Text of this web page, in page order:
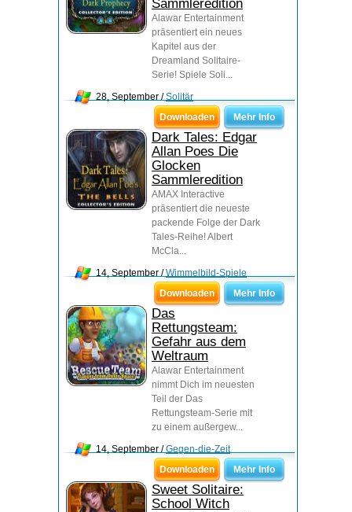
Sammleredition
Alawar Entertainment
präsentiert ein neues
Kapitel aus der
Dreamland Solitaire-
Serie! Spiele Soli...
28, September /Solitär
Downloaden
Mehr Info
Dark Tales: Edgar
Allan Poes Die
Glocken
Sammleredition
AMAX Interactive
präsentiert die neueste
packende Folge der Dark
Tales-Reihe! Albert
McCla...
14, September /Wimmelbild-Spiele
Downloaden
Mehr Info
Das
Rettungsteam:
Gefahr aus dem
Weltraum
Alawar Entertainment
nimmt Dich im neuesten
Teil der Das
Rettungsteam-Serie mit
zu einem außergew...
14, September /Gegen-die-Zeit
Downloaden
Mehr Info
Sweet Solitaire:
School Witch